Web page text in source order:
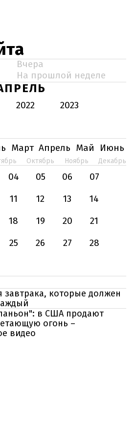
Вчера
На прошлой неделе
2022
2023
Март Апрель Май Июнь
Октябрь Ноябрь Декабрь
04 05 06
07
11 12 13
14
18 19 20
21
25 26 27
28
завтрака, которые должен
в США продают
огонь –
видео